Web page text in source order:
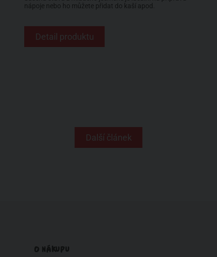
nápoje nebo ho můžete přidat do kaší apod.
Detail produktu
Další článek
O NÁKUPU